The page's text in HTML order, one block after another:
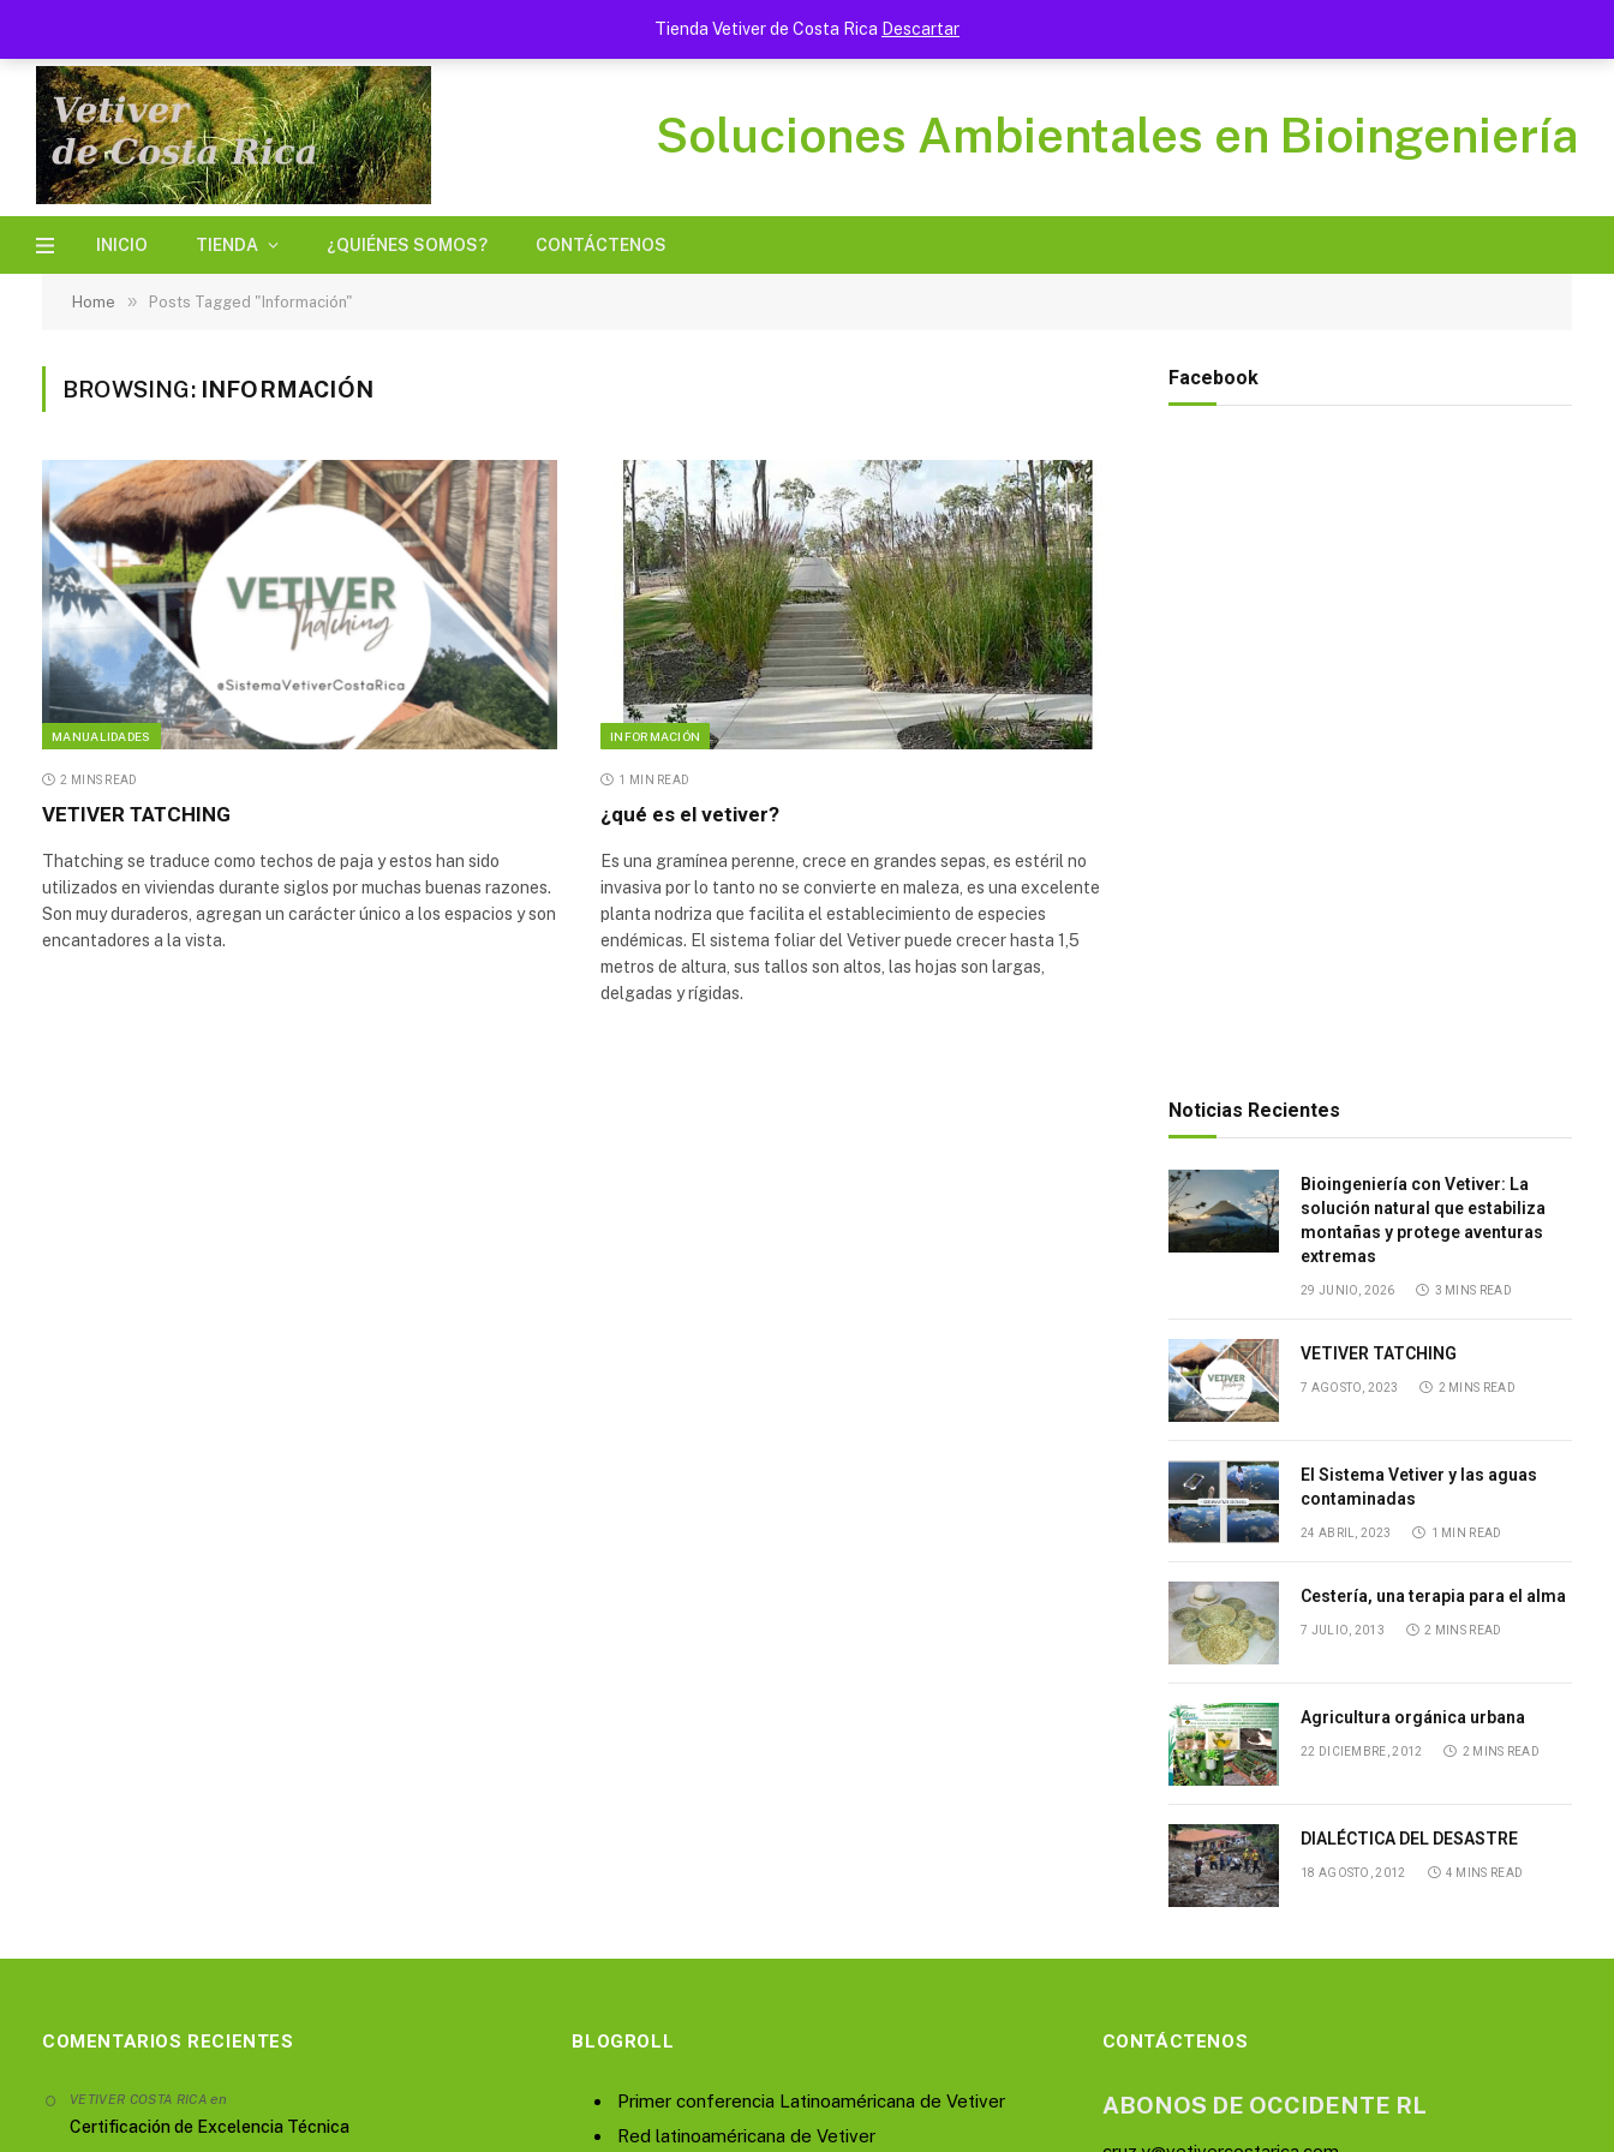
Tienda Vetiver de Costa Rica Descartar
Bioingeniería con Vetiver: La solución natural que estabiliza montañas y protege aventuras extremas
Soluciones Ambientales en Bioingeniería
INICIO TIENDA ¿QUIÉNES SOMOS? CONTÁCTENOS
Home » Posts Tagged "Información"
BROWSING: INFORMACIÓN
MANUALIDADES
2 MINS READ
VETIVER TATCHING
Thatching se traduce como techos de paja y estos han sido
utilizados en viviendas durante siglos por muchas buenas razones.
Son muy duraderos, agregan un carácter único a los espacios y son
encantadores a la vista.
INFORMACIÓN
1 MIN READ
¿qué es el vetiver?
Es una gramínea perenne, crece en grandes sepas, es estéril no
invasiva por lo tanto no se convierte en maleza, es una excelente
planta nodriza que facilita el establecimiento de especies
endémicas. El sistema foliar del Vetiver puede crecer hasta 1,5
metros de altura, sus tallos son altos, las hojas son largas,
delgadas y rígidas.
Facebook
Noticias Recientes
Bioingeniería con Vetiver: La
solución natural que estabiliza
montañas y protege aventuras
extremas
29 JUNIO, 2026 3 MINS READ
VETIVER TATCHING
7 AGOSTO, 2023 2 MINS READ
El Sistema Vetiver y las aguas
contaminadas
24 ABRIL, 2023 1 MIN READ
Cestería, una terapia para el alma
7 JULIO, 2013 2 MINS READ
Agricultura orgánica urbana
22 DICIEMBRE, 2012 2 MINS READ
DIALÉCTICA DEL DESASTRE
18 AGOSTO, 2012 4 MINS READ
COMENTARIOS RECIENTES
VETIVER COSTA RICAen
Certificación de Excelencia Técnica
BLOGROLL
Primer conferencia Latinoaméricana de Vetiver
Red latinoaméricana de Vetiver
CONTÁCTENOS
ABONOS DE OCCIDENTE RL